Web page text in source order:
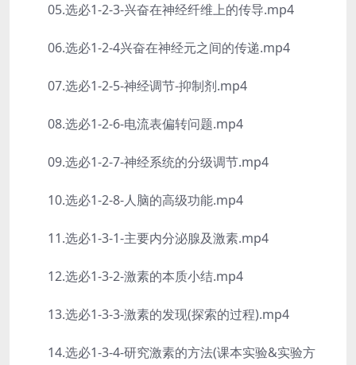
05.选必1-2-3-兴奋在神经纤维上的传导.mp4
06.选必1-2-4兴奋在神经元之间的传递.mp4
07.选必1-2-5-神经调节-抑制剂.mp4
08.选必1-2-6-电流表偏转问题.mp4
09.选必1-2-7-神经系统的分级调节.mp4
10.选必1-2-8-人脑的高级功能.mp4
11.选必1-3-1-主要内分泌腺及激素.mp4
12.选必1-3-2-激素的本质小结.mp4
13.选必1-3-3-激素的发现(探索的过程).mp4
14.选必1-3-4-研究激素的方法(课本实验&实验方